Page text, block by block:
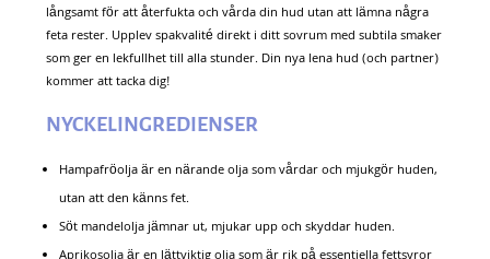
långsamt för att återfukta och vårda din hud utan att lämna några
feta rester. Upplev spakvalité direkt i ditt sovrum med subtila smaker
som ger en lekfullhet till alla stunder. Din nya lena hud (och partner)
kommer att tacka dig!
NYCKELINGREDIENSER
Hampafröolja är en närande olja som vårdar och mjukgör huden,
utan att den känns fet.
Söt mandelolja jämnar ut, mjukar upp och skyddar huden.